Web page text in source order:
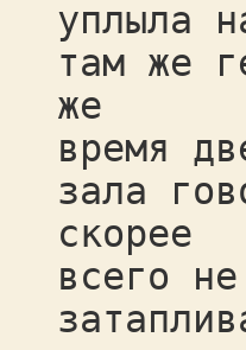
уплыла
там же
же
время
зала
скорее
всего